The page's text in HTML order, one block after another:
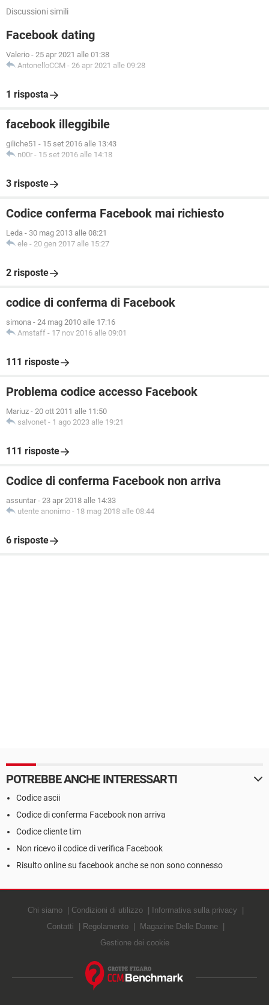
Discussioni simili
Facebook dating
Valerio - 25 apr 2021 alle 01:38
AntonelloCCM - 26 apr 2021 alle 09:28
1 risposta
facebook illeggibile
giliche51 - 15 set 2016 alle 13:43
n00r - 15 set 2016 alle 14:18
3 risposte
Codice conferma Facebook mai richiesto
Leda - 30 mag 2013 alle 08:21
ele - 20 gen 2017 alle 15:27
2 risposte
codice di conferma di Facebook
simona - 24 mag 2010 alle 17:16
Amstaff - 17 nov 2016 alle 09:01
111 risposte
Problema codice accesso Facebook
Mariuz - 20 ott 2011 alle 11:50
salvonet - 1 ago 2023 alle 19:21
111 risposte
Codice di conferma Facebook non arriva
assuntar - 23 apr 2018 alle 14:33
utente anonimo - 18 mag 2018 alle 08:44
6 risposte
POTREBBE ANCHE INTERESSARTI
Codice ascii
Codice di conferma Facebook non arriva
Codice cliente tim
Non ricevo il codice di verifica Facebook
Risulto online su facebook anche se non sono connesso
Chi siamo Condizioni di utilizzo
Informativa sulla privacy
Contatti
Regolamento
Magazine Delle Donne
Gestione dei cookie